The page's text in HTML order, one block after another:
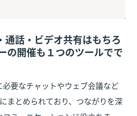
通話・ビデオ共有はもちろ
の開催も１つのツールでで
要なチャットやウェブ会議など
まとめられており、つながりを深